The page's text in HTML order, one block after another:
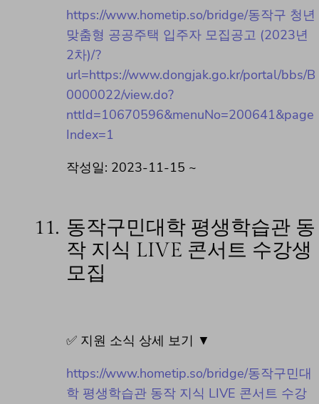
https://www.hometip.so/bridge/동작구 청년
맞춤형 공공주택 입주자 모집공고 (2023년
2차)/?
url=https://www.dongjak.go.kr/portal/bbs/B
0000022/view.do?
nttId=10670596&menuNo=200641&page
Index=1
작성일: 2023-11-15 ~
11. 동작구민대학 평생학습관 동
작 지식 LIVE 콘서트 수강생
모집
✅ 지원 소식 상세 보기 ▼
https://www.hometip.so/bridge/동작구민대
학 평생학습관 동작 지식 LIVE 콘서트 수강